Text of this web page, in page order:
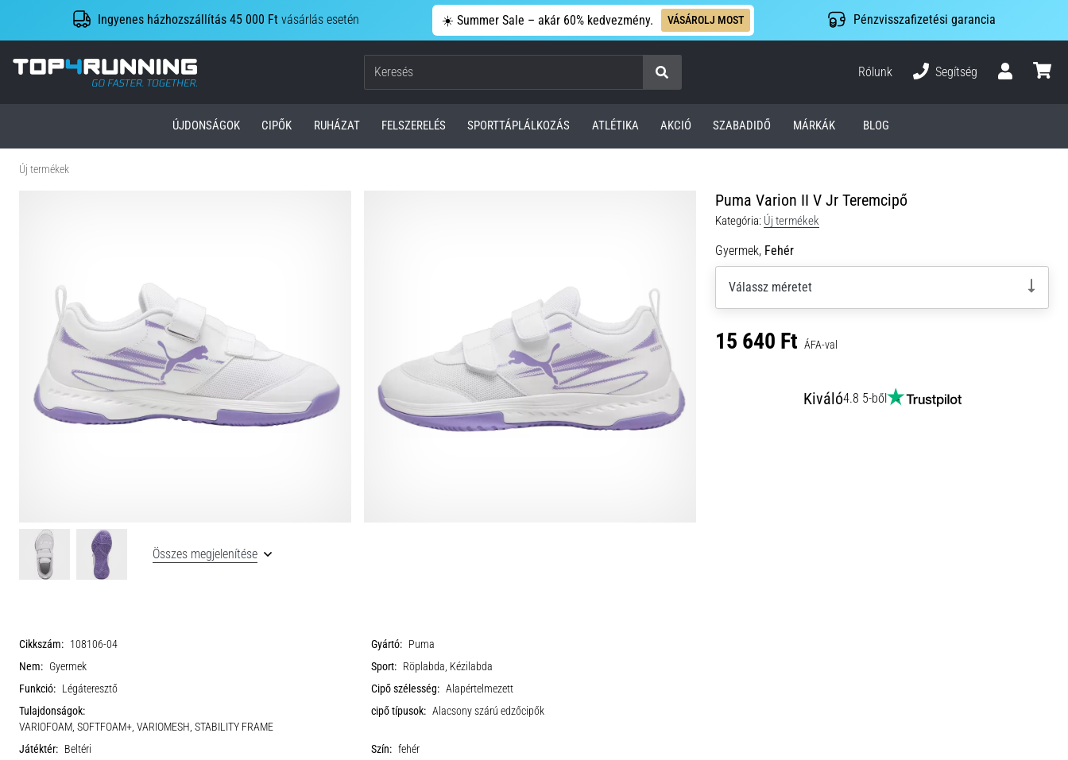
Ingyenes házhozszállítás 45 000 Ft vásárlás esetén ☀️ Summer Sale – akár 60% kedvezmény. VÁSÁROLJ MOST Pénzvisszafizetési garancia
Top4Running.hu
Keresés
Rólunk
Segítség
ÚJDONSÁGOK CIPŐK RUHÁZAT FELSZERELÉS SPORTTÁPLÁLKOZÁS ATLÉTIKA AKCIÓ SZABADIDŐ MÁRKÁK BLOG
Új termékek
Puma Varion II V Jr Teremcipő
Kategória: Új termékek
Gyermek, Fehér
Válassz méretet
15 640 Ft ÁFA-val
Kiváló4.8 5-ből
Összes megjelenítése
Cikkszám: 108106-04 Gyártó: Puma
Nem: Gyermek Sport: Röplabda, Kézilabda
Funkció: Légáteresztő Cipő szélesség: Alapértelmezett
Tulajdonságok:
VARIOFOAM, SOFTFOAM+, VARIOMESH, STABILITY FRAME
cipő típusok: Alacsony szárú edzőcipők
Játéktér: Beltéri Szín: fehér